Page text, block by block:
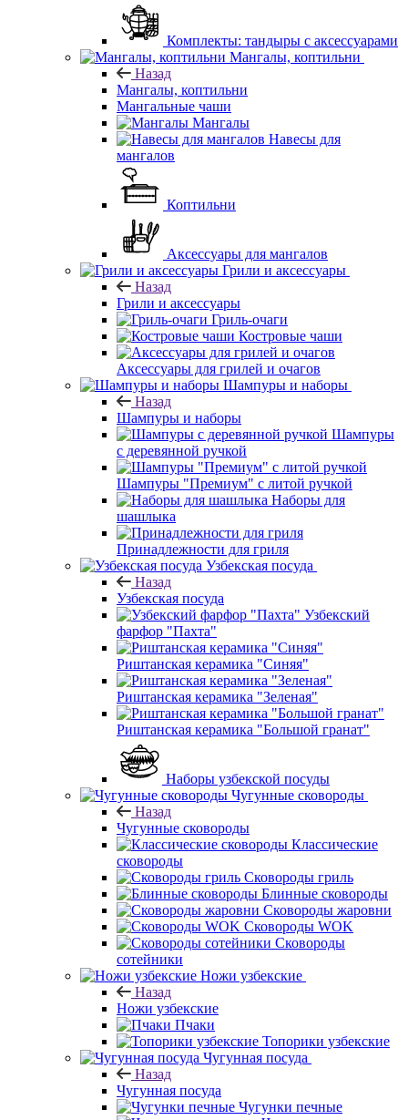
Комплекты: тандыры с аксессуарами
Мангалы, коптильни
Назад
Мангалы, коптильни
Мангальные чаши
Мангалы
Навесы для
мангалов
Коптильни
Аксессуары для мангалов
Грили и аксессуары
Назад
Грили и аксессуары
Гриль-очаги
Костровые чаши
Аксессуары для грилей и очагов
Шампуры и наборы
Назад
Шампуры и наборы
Шампуры
с деревянной ручкой
Шампуры "Премиум" с литой ручкой
Наборы для
шашлыка
Принадлежности для гриля
Узбекская посуда
Назад
Узбекская посуда
Узбекский
фарфор "Пахта"
Риштанская керамика "Синяя"
Риштанская керамика "Зеленая"
Риштанская керамика "Большой гранат"
Наборы узбекской посуды
Чугунные сковороды
Назад
Чугунные сковороды
Классические
сковороды
Сковороды гриль
Блинные сковороды
Сковороды жаровни
Сковороды WOK
Сковороды
сотейники
Ножи узбекские
Назад
Ножи узбекские
Пчаки
Топорики узбекские
Чугунная посуда
Назад
Чугунная посуда
Чугунки печные